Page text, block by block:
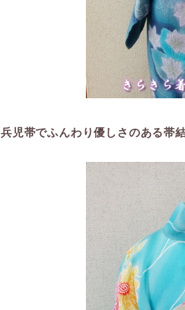
兵児帯でふんわり優しさのある帯